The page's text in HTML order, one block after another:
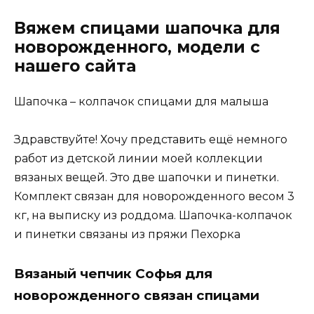
Вяжем спицами шапочка для
новорожденного, модели с
нашего сайта
Шапочка – колпачок спицами для малыша
Здравствуйте! Хочу представить ещё немного
работ из детской линии моей коллекции
вязаных вещей. Это две шапочки и пинетки.
Комплект связан для новорожденного весом 3
кг, на выписку из роддома. Шапочка-колпачок
и пинетки связаны из пряжи Пехорка
Вязаный чепчик Софья для
новорожденного связан спицами